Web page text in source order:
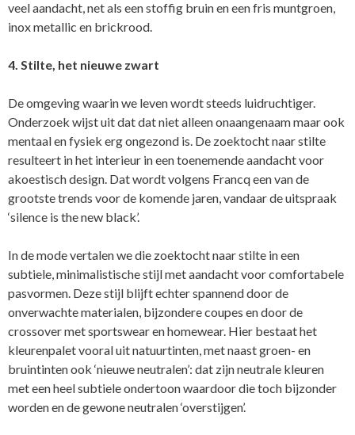
veel aandacht, net als een stoffig bruin en een fris muntgroen,
inox metallic en brickrood.
4. Stilte, het nieuwe zwart
De omgeving waarin we leven wordt steeds luidruchtiger.
Onderzoek wijst uit dat dat niet alleen onaangenaam maar ook
mentaal en fysiek erg ongezond is. De zoektocht naar stilte
resulteert in het interieur in een toenemende aandacht voor
akoestisch design. Dat wordt volgens Francq een van de
grootste trends voor de komende jaren, vandaar de uitspraak
‘silence is the new black’.
In de mode vertalen we die zoektocht naar stilte in een
subtiele, minimalistische stijl met aandacht voor comfortabele
pasvormen. Deze stijl blijft echter spannend door de
onverwachte materialen, bijzondere coupes en door de
crossover met sportswear en homewear. Hier bestaat het
kleurenpalet vooral uit natuurtinten, met naast groen- en
bruintinten ook ‘nieuwe neutralen’: dat zijn neutrale kleuren
met een heel subtiele ondertoon waardoor die toch bijzonder
worden en de gewone neutralen ‘overstijgen’.